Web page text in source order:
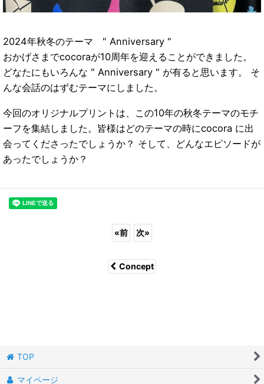
2024年秋冬のテーマ " Anniversary "
おかげさまでcocoraが10周年を迎えることができました。
どなたにもいろんな " Anniversary " が有ると思います。
そ
んな会話のはずむテーマにしました。
今回のオリジナルプリントは、この10年の秋冬テーマのモチ
ーフを集結しました。皆様はどのテーマの時にcocora に出
会ってくださったでしょうか？ そして、どんなエピソードが
あったでしょうか？
«前 次»
Concept
TOP
マイページ